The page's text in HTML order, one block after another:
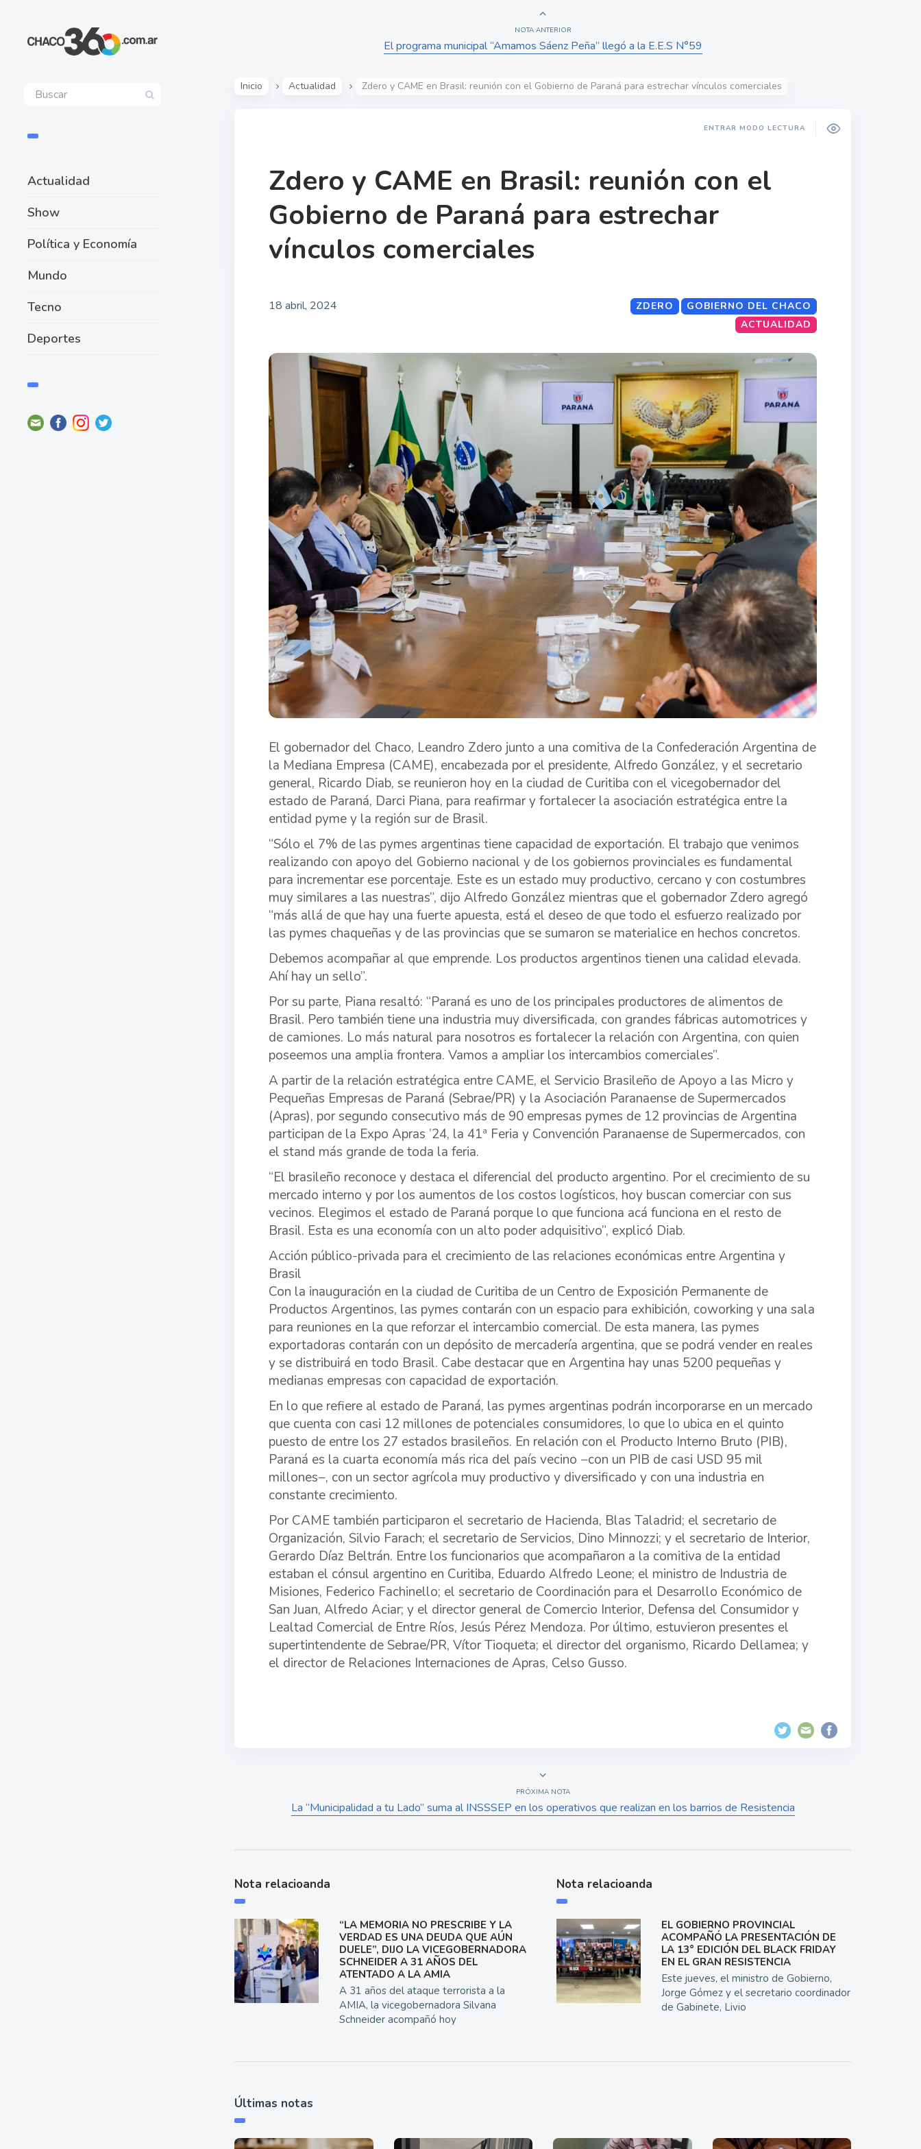
Actualidad
Show
Política y Economía
Mundo
Tecno
Deportes
NOTA ANTERIOR
El programa municipal “Amamos Sáenz Peña” llegó a la E.E.S N°59
Inicio Actualidad Zdero y CAME en Brasil: reunión con el Gobierno de Paraná para estrechar vínculos comerciales
ENTRAR MODO LECTURA
Zdero y CAME en Brasil: reunión con el
Gobierno de Paraná para estrechar
vínculos comerciales
18 abril, 2024 GOBIERNO DEL CHACO
ZDERO
ACTUALIDAD
El gobernador del Chaco, Leandro Zdero junto a una comitiva de la Confederación Argentina de
la Mediana Empresa (CAME), encabezada por el presidente, Alfredo González, y el secretario
general, Ricardo Diab, se reunieron hoy en la ciudad de Curitiba con el vicegobernador del
estado de Paraná, Darci Piana, para reafirmar y fortalecer la asociación estratégica entre la
entidad pyme y la región sur de Brasil.
“Sólo el 7% de las pymes argentinas tiene capacidad de exportación. El trabajo que venimos
realizando con apoyo del Gobierno nacional y de los gobiernos provinciales es fundamental
para incrementar ese porcentaje. Este es un estado muy productivo, cercano y con costumbres
muy similares a las nuestras”, dijo Alfredo González mientras que el gobernador Zdero agregó
“más allá de que hay una fuerte apuesta, está el deseo de que todo el esfuerzo realizado por
las pymes chaqueñas y de las provincias que se sumaron se materialice en hechos concretos.
Debemos acompañar al que emprende. Los productos argentinos tienen una calidad elevada.
Ahí hay un sello”.
Por su parte, Piana resaltó: “Paraná es uno de los principales productores de alimentos de
Brasil. Pero también tiene una industria muy diversificada, con grandes fábricas automotrices y
de camiones. Lo más natural para nosotros es fortalecer la relación con Argentina, con quien
poseemos una amplia frontera. Vamos a ampliar los intercambios comerciales”.
A partir de la relación estratégica entre CAME, el Servicio Brasileño de Apoyo a las Micro y
Pequeñas Empresas de Paraná (Sebrae/PR) y la Asociación Paranaense de Supermercados
(Apras), por segundo consecutivo más de 90 empresas pymes de 12 provincias de Argentina
participan de la Expo Apras ’24, la 41ª Feria y Convención Paranaense de Supermercados, con
el stand más grande de toda la feria.
“El brasileño reconoce y destaca el diferencial del producto argentino. Por el crecimiento de su
mercado interno y por los aumentos de los costos logísticos, hoy buscan comerciar con sus
vecinos. Elegimos el estado de Paraná porque lo que funciona acá funciona en el resto de
Brasil. Esta es una economía con un alto poder adquisitivo”, explicó Diab.
Acción público-privada para el crecimiento de las relaciones económicas entre Argentina y
Brasil
Con la inauguración en la ciudad de Curitiba de un Centro de Exposición Permanente de
Productos Argentinos, las pymes contarán con un espacio para exhibición, coworking y una sala
para reuniones en la que reforzar el intercambio comercial. De esta manera, las pymes
exportadoras contarán con un depósito de mercadería argentina, que se podrá vender en reales
y se distribuirá en todo Brasil. Cabe destacar que en Argentina hay unas 5200 pequeñas y
medianas empresas con capacidad de exportación.
En lo que refiere al estado de Paraná, las pymes argentinas podrán incorporarse en un mercado
que cuenta con casi 12 millones de potenciales consumidores, lo que lo ubica en el quinto
puesto de entre los 27 estados brasileños. En relación con el Producto Interno Bruto (PIB),
Paraná es la cuarta economía más rica del país vecino −con un PIB de casi USD 95 mil
millones−, con un sector agrícola muy productivo y diversificado y con una industria en
constante crecimiento.
Por CAME también participaron el secretario de Hacienda, Blas Taladrid; el secretario de
Organización, Silvio Farach; el secretario de Servicios, Dino Minnozzi; y el secretario de Interior,
Gerardo Díaz Beltrán. Entre los funcionarios que acompañaron a la comitiva de la entidad
estaban el cónsul argentino en Curitiba, Eduardo Alfredo Leone; el ministro de Industria de
Misiones, Federico Fachinello; el secretario de Coordinación para el Desarrollo Económico de
San Juan, Alfredo Aciar; y el director general de Comercio Interior, Defensa del Consumidor y
Lealtad Comercial de Entre Ríos, Jesús Pérez Mendoza. Por último, estuvieron presentes el
supertintendente de Sebrae/PR, Vítor Tioqueta; el director del organismo, Ricardo Dellamea; y
el director de Relaciones Internaciones de Apras, Celso Gusso.
PRÓXIMA NOTA
La “Municipalidad a tu Lado” suma al INSSSEP en los operativos que realizan en los barrios de Resistencia
Nota relacioanda
“LA MEMORIA NO PRESCRIBE Y LA
VERDAD ES UNA DEUDA QUE AÚN
DUELE”, DIJO LA VICEGOBERNADORA
SCHNEIDER A 31 AÑOS DEL
ATENTADO A LA AMIA
A 31 años del ataque terrorista a la
AMIA, la vicegobernadora Silvana
Schneider acompañó hoy
Nota relacioanda
EL GOBIERNO PROVINCIAL
ACOMPAÑÓ LA PRESENTACIÓN DE
LA 13° EDICIÓN DEL BLACK FRIDAY
EN EL GRAN RESISTENCIA
Este jueves, el ministro de Gobierno,
Jorge Gómez y el secretario coordinador
de Gabinete, Livio
Últimas notas